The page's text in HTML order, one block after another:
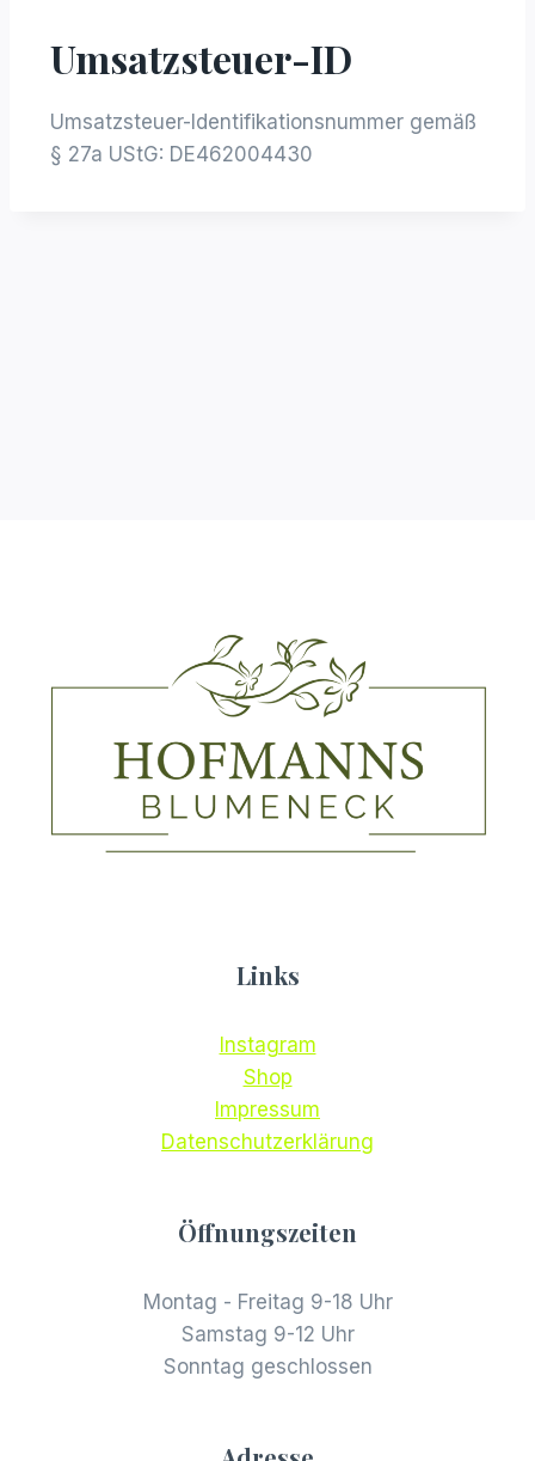
Umsatzsteuer-ID
Umsatzsteuer-Identifikationsnummer gemäß
§ 27a UStG: DE462004430
Links
Instagram
Shop
Impressum
Datenschutzerklärung
Öffnungszeiten
Montag - Freitag 9-18 Uhr
Samstag 9-12 Uhr
Sonntag geschlossen